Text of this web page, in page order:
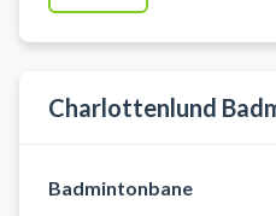
senest to timer før start.
Charlottenlund
Badmintonbane